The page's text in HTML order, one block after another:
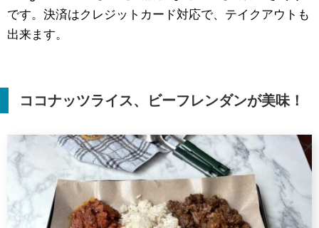
です。決済はクレジットカード対応で、テイクアウトも
出来ます。
ココナッツライス、ビーフレンダンが美味！